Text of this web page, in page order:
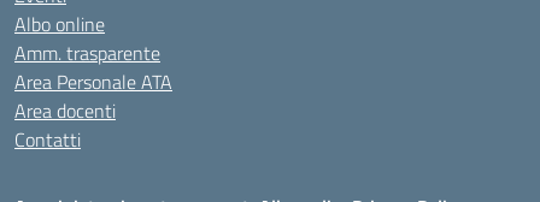
Albo online
Amm. trasparente
Area Personale ATA
Area docenti
Contatti